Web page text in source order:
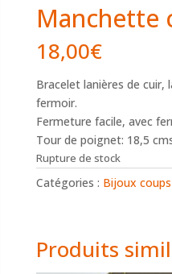
Manchette
18,00€
Bracelet lanières de cuir,
fermoir.
Fermeture facile, avec
Tour de poignet: 18,5
Rupture de stock
Catégories : Bijoux
Produits